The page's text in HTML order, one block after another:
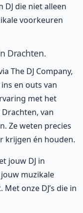
DJ die niet alleen
voorkeuren
Drachten.
The DJ Company,
en outs van
met het
van
Ze weten precies
krijgen én houden.
jouw DJ in
muzikale
onze DJ’s die in